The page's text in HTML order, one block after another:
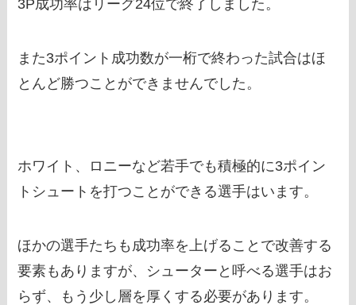
3P成功率はリーグ24位で終了しました。
また3ポイント成功数が一桁で終わった試合はほ
とんど勝つことができませんでした。
ホワイト、ロニーなど若手でも積極的に3ポイン
トシュートを打つことができる選手はいます。
ほかの選手たちも成功率を上げることで改善する
要素もありますが、シューターと呼べる選手はお
らず、もう少し層を厚くする必要があります。